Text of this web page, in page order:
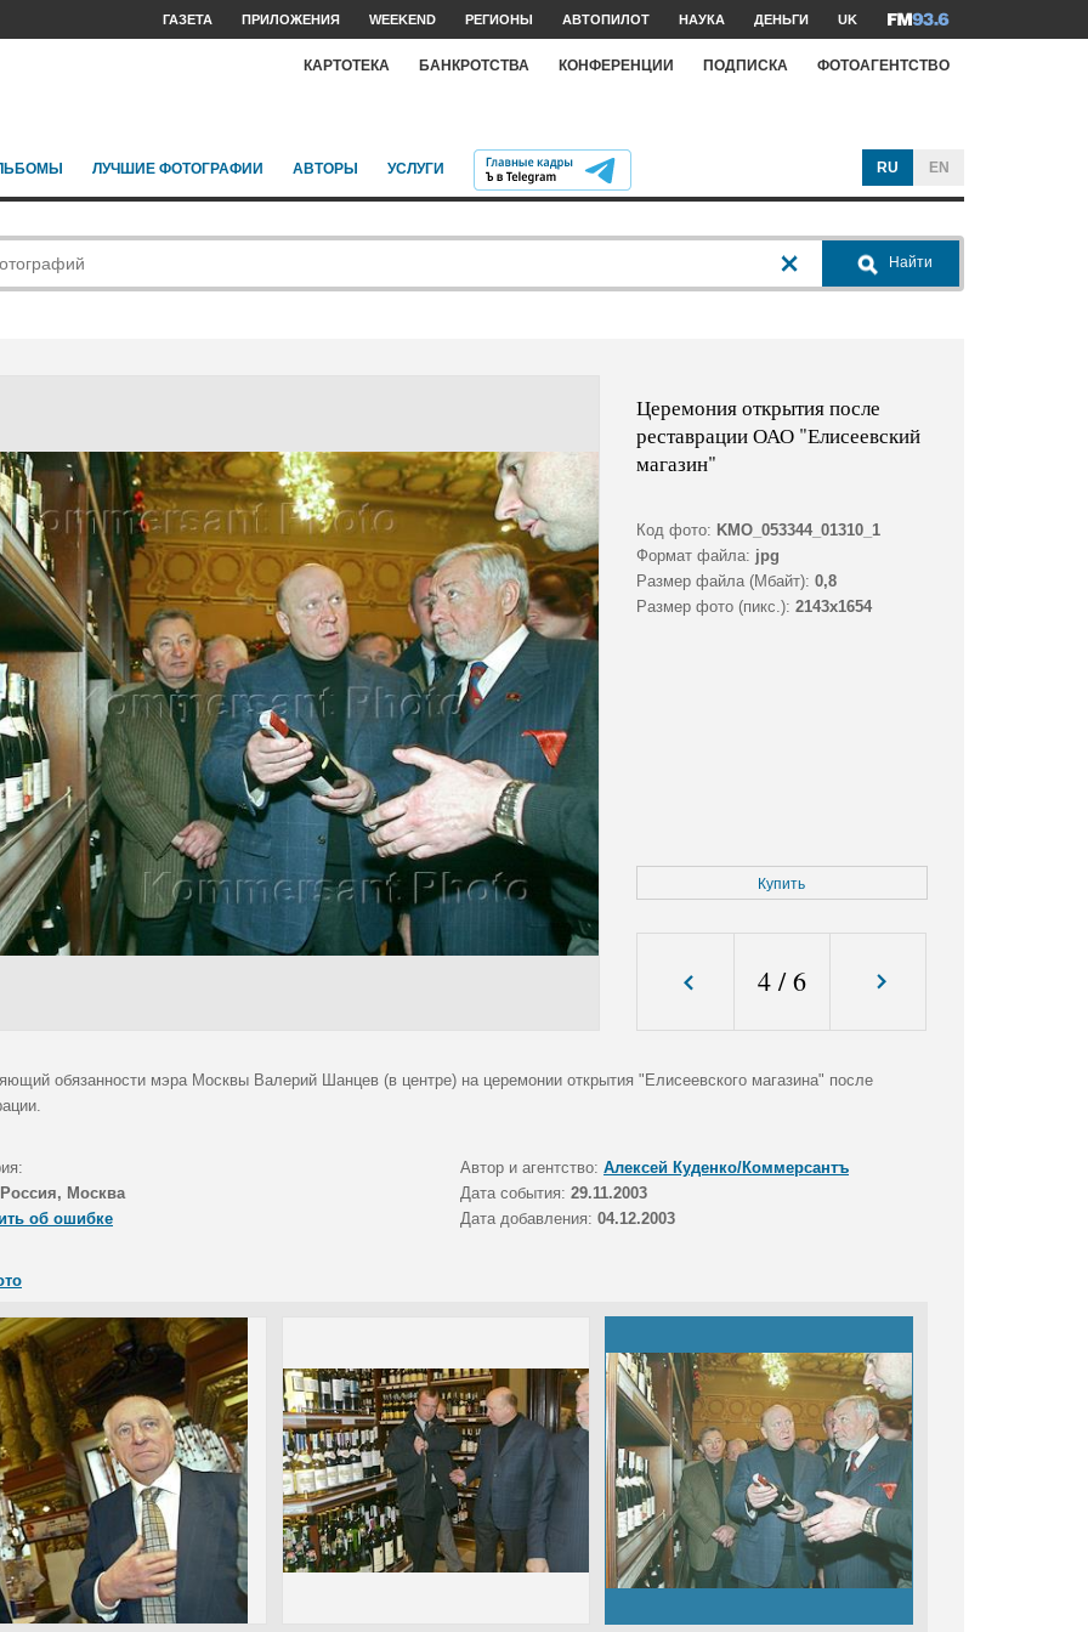
ГАЗЕТА ПРИЛОЖЕНИЯ WEEKEND РЕГИОНЫ АВТОПИЛОТ НАУКА ДЕНЬГИ UK
КАРТОТЕКА БАНКРОТСТВА КОНФЕРЕНЦИИ ПОДПИСКА ФОТОАГЕНТСТВО
ЛУЧШИЕ ФОТОГРАФИИ АВТОРЫ УСЛУГИ RU EN
Найти
Церемония открытия после
реставрации ОАО "Елисеевский
магазин"
Код фото: KMO_053344_01310_1
Формат файла: jpg
Размер файла (Мбайт): 0,8
Размер фото (пикс.): 2143x1654
Купить
4/6
обязанности мэра Москвы Валерий Шанцев (в центре) на церемонии открытия "Елисеевского магазина" после
Автор и агентство: Алексей Куденко/Коммерсантъ
Россия, Москва Дата события: 29.11.2003
об ошибке
Дата добавления: 04.12.2003